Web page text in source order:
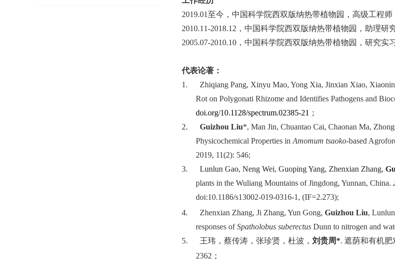
2019.01至今，中国科学院西双版纳热带植物园，高级工程师
2010.11-2018.12 ，中国科学院西双版纳热带植物园，助理研
2005.07-2010.10 ，中国科学院西双版纳热带植物园，研究实
代表论著：
1.
Zhiqiang Pang, Xinyu Mao, Yong Xia, Jinxian Xiao,
Rot on Polygonati Rhizome and Identifies Pathogens and
doi.org/10.1128/spectrum.02385-21 ；
2.
Guizhou Liu*, Man Jin, Chuantao Cai, Chaonan Ma,
Physicochemical Properties in Amomum tsaoko-based
2019, 11(2): 546;
3.
Lunlun Gao, Neng Wei, Guoping Yang, Zhenxian Zhang,
plants in the Wuliang Mountains of Jingdong, Yunnan, China.
doi:10.1186/s13002-019-0316-1, (IF=2.273);
4.
Zhenxian Zhang, Ji Zhang, Yun Gong, Guizhou Liu,
responses ofSpatholobus suberectus Dunn to nitrogen and
5.
王玮，蔡传涛，张珍贤，杜波， 刘贵周*. 遮荫和有机肥
2362 ；